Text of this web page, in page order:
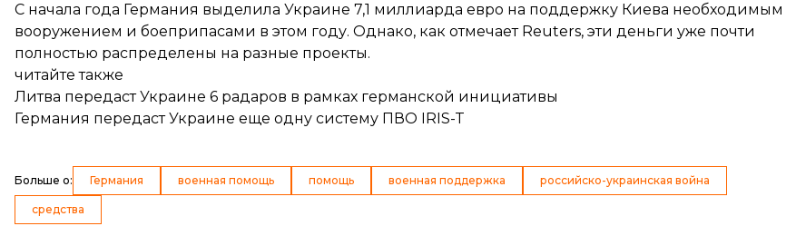
С начала года Германия выделила Украине 7,1 миллиарда евро на поддержку Киева необходимым
вооружением и боеприпасами в этом году. Однако, как отмечает Reuters, эти деньги уже почти
полностью распределены на разные проекты.
читайте также
Литва передаст Украине 6 радаров в рамках германской инициативы
Германия передаст Украине еще одну систему ПВО IRIS-T
Больше о: Германия военная помощь помощь военная поддержка российско-украинская война
средства